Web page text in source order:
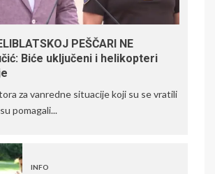
PEŠČARI NE
Biće uključeni i helikopteri
za vanredne situacije koji su se vratili
pomagali...
INFO